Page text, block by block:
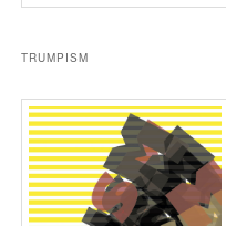
TRUMPISM